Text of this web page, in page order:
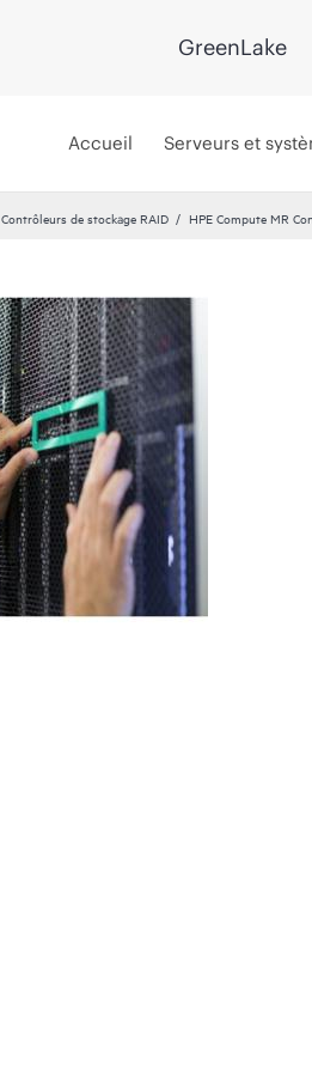
GreenLake
Accueil Serveurs et
Contrôleurs de stockage RAID HPE Compute MR